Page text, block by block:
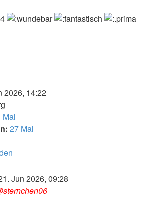
2026, 14:22
Mal
27 Mal
Jun 2026, 09:28